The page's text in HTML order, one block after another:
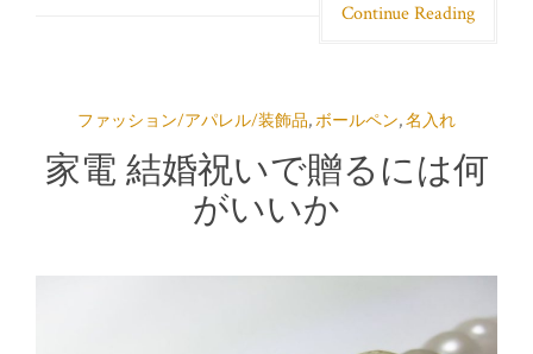
Continue Reading
ファッション/アパレル/装飾品,ボールペン,名入れ
家電 結婚祝いで贈るには何
がいいか